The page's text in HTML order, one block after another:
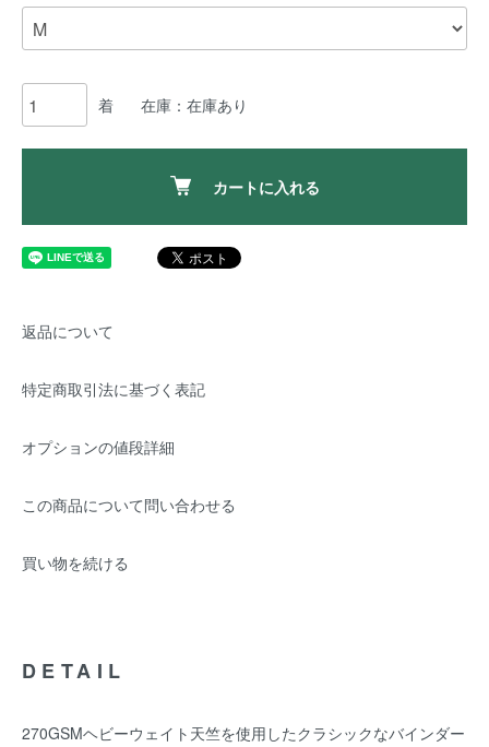
着 在庫：在庫あり
カートに入れる
返品について
特定商取引法に基づく表記
オプションの値段詳細
この商品について問い合わせる
買い物を続ける
DETAIL
270GSMヘビーウェイト天竺を使用したクラシックなバインダー